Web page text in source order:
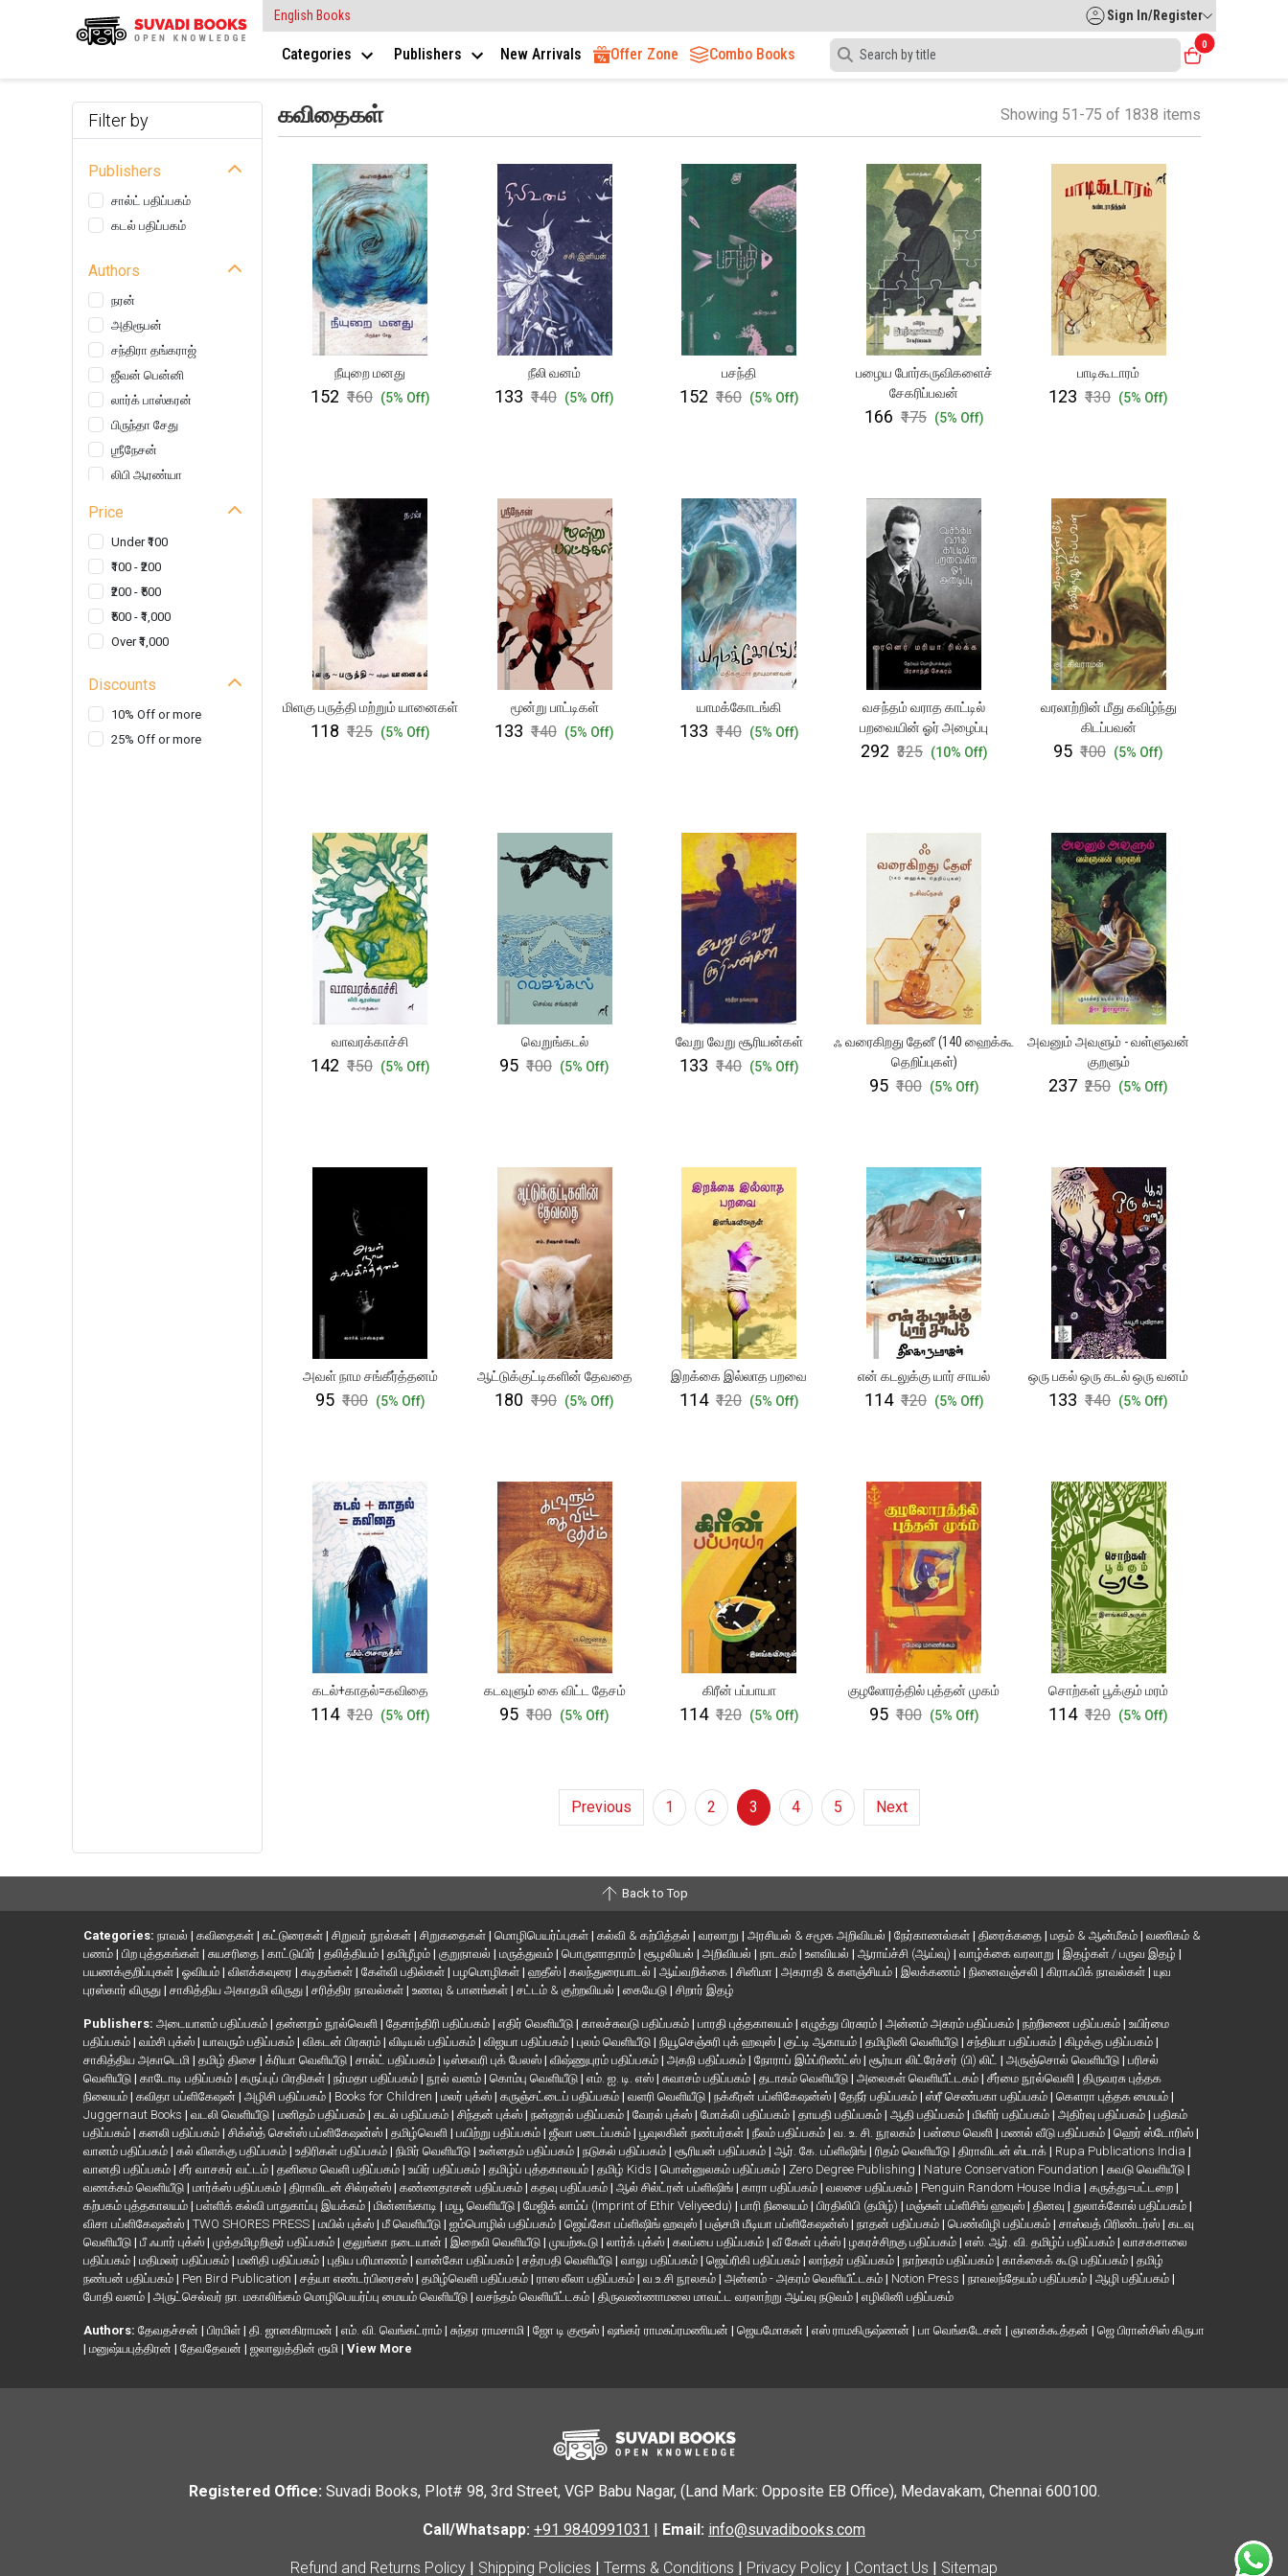
English Books Sign In/Register
Categories Publishers New Arrivals Offer Zone Combo Books
0
Filter by
Publishers
சால்ட் பதிப்பகம்
கடல் பதிப்பகம்
Authors
நரன்
அதிரூபன்
சந்திரா தங்கராஜ்
ஜீவன் பென்னி
லார்க் பாஸ்கரன்
பிருந்தா சேது
ஶ்ரீநேசன்
லிபி ஆரண்யா
கண்டராதித்தன்
ரெயினர் மரியா ரில்கே
இளங்கவி அருள்
ரமேஷ் மாணிக்கம்
எ.ஜெனாத்
Price
Under ₹100
₹100 - ₹200
₹200 - ₹500
₹500 - ₹1,000
Over ₹1,000
Discounts
10% Off or more
25% Off or more
கவிதைகள் Showing 51-75 of 1838 items
நீயுறை மனது
₹152 ₹160 (5% Off)
நீலி வனம்
₹133 ₹140 (5% Off)
பசந்தி
₹152 ₹160 (5% Off)
பழைய போர்கருவிகளைச்
சேகரிப்பவன்
₹166 ₹175 (5% Off)
பாடிகூடாரம்
₹123 ₹130 (5% Off)
மிளகு பருத்தி மற்றும் யானைகள்
₹118 ₹125 (5% Off)
மூன்று பாட்டிகள்
₹133 ₹140 (5% Off)
யாமக்கோடங்கி
₹133 ₹140 (5% Off)
வசந்தம் வராத காட்டில்
பறவையின் ஓர் அழைப்பு
₹292 ₹325 (10% Off)
வரலாற்றின் மீது கவிழ்ந்து
கிடப்பவன்
₹95 ₹100 (5% Off)
வாவரக்காச்சி
₹142 ₹150 (5% Off)
வெறுங்கடல்
₹95 ₹100 (5% Off)
வேறு வேறு சூரியன்கள்
₹133 ₹140 (5% Off)
ஃ வரைகிறது தேனீ (140 ஹைக்கூ
தெறிப்புகள்)
₹95 ₹100 (5% Off)
அவனும் அவளும் - வள்ளுவன்
குறளும்
₹237 ₹250 (5% Off)
அவள் நாம சங்கீர்த்தனம்
₹95 ₹100 (5% Off)
ஆட்டுக்குட்டிகளின் தேவதை
₹180 ₹190 (5% Off)
இறக்கை இல்லாத பறவை
₹114 ₹120 (5% Off)
என் கடலுக்கு யார் சாயல்
₹114 ₹120 (5% Off)
ஒரு பகல் ஒரு கடல் ஒரு வனம்
₹133 ₹140 (5% Off)
கடல்+காதல்=கவிதை
₹114 ₹120 (5% Off)
கடவுளும் கை விட்ட தேசம்
₹95 ₹100 (5% Off)
கிரீன் பப்பாயா
₹114 ₹120 (5% Off)
குழலோரத்தில் புத்தன் முகம்
₹95 ₹100 (5% Off)
சொற்கள் பூக்கும் மரம்
₹114 ₹120 (5% Off)
Previous 1 2 3 4 5 Next
Back to Top
Categories: நாவல் | கவிதைகள் | கட்டுரைகள் | சிறுவர் நூல்கள் | சிறுகதைகள் | மொழிபெயர்ப்புகள் | கல்வி & கற்பித்தல் | வரலாறு | அரசியல் & சமூக அறிவியல் | நேர்காணல்கள் | திரைக்கதை | மதம் & ஆன்மீகம் | வணிகம் &
பணம் | பிற புத்தகங்கள் | சுயசரிதை | காட்டுயிர் | தலித்தியம் | தமிழீழம் | குறுநாவல் | மருத்துவம் | பொருளாதாரம் | சூழலியல் | அறிவியல் | நாடகம் | உளவியல் | ஆராய்ச்சி (ஆய்வு) | வாழ்க்கை வரலாறு | இதழ்கள் / பருவ இதழ் |
பயணக்குறிப்புகள் | ஓவியம் | விளக்கவுரை | கடிதங்கள் | கேள்வி பதில்கள் | பழமொழிகள் | ஹதீஸ் | கலந்துரையாடல் | ஆய்வறிக்கை | சினிமா | அகராதி & களஞ்சியம் | இலக்கணம் | நினைவஞ்சலி | கிராஃபிக் நாவல்கள் | யுவ
புரஸ்கார் விருது | சாகித்திய அகாதமி விருது | சரித்திர நாவல்கள் | உணவு & பானங்கள் | சட்டம் & குற்றவியல் | கையேடு | சிறார் இதழ்
Publishers: அடையாளம் பதிப்பகம் | தன்னறம் நூல்வெளி | தேசாந்திரி பதிப்பகம் | எதிர் வெளியீடு | காலச்சுவடு பதிப்பகம் | பாரதி புத்தகாலயம் | எழுத்து பிரசுரம் | அன்னம் அகரம் பதிப்பகம் | நற்றிணை பதிப்பகம் | உயிர்மை
பதிப்பகம் | வம்சி புக்ஸ் | யாவரும் பதிப்பகம் | விகடன் பிரசுரம் | விடியல் பதிப்பகம் | விஜயா பதிப்பகம் | புலம் வெளியீடு | நியூசெஞ்சுரி புக் ஹவுஸ் | குட்டி ஆகாயம் | தமிழினி வெளியீடு | சந்தியா பதிப்பகம் | கிழக்கு பதிப்பகம் |
சாகித்திய அகாடெமி | தமிழ் திசை | க்ரியா வெளியீடு | சால்ட் பதிப்பகம் | டிஸ்கவரி புக் பேலஸ் | விஷ்ணுபுரம் பதிப்பகம் | அகநி பதிப்பகம் | நோராப் இம்ப்ரிண்ட்ஸ் | சூர்யா லிட்ரேச்சர் (பி) லிட் | அருஞ்சொல் வெளியீடு | பரிசல்
வெளியீடு | காடோடி பதிப்பகம் | கருப்புப் பிரதிகள் | நர்மதா பதிப்பகம் | நூல் வனம் | கொம்பு வெளியீடு | எம். ஐ. டி. எஸ் | சுவாசம் பதிப்பகம் | தடாகம் வெளியீடு | அலைகள் வெளியீட்டகம் | சீர்மை நூல்வெளி | திருவரசு புத்தக
நிலையம் | கவிதா பப்ளிகேஷன் | அழிசி பதிப்பகம் | Books for Children | மலர் புக்ஸ் | கருஞ்சட்டைப் பதிப்பகம் | வளரி வெளியீடு | நக்கீரன் பப்ளிகேஷன்ஸ் | தேநீர் பதிப்பகம் | ஸ்ரீ செண்பகா பதிப்பகம் | கௌரா புத்தக மையம் |
Juggernaut Books | வடலி வெளியீடு | மனிதம் பதிப்பகம் | கடல் பதிப்பகம் | சிந்தன் புக்ஸ் | நன்னூல் பதிப்பகம் | வேரல் புக்ஸ் | மோக்லி பதிப்பகம் | தாயதி பதிப்பகம் | ஆதி பதிப்பகம் | மிளிர் பதிப்பகம் | அதிர்வு பதிப்பகம் | பதிகம்
பதிப்பகம் | கனலி பதிப்பகம் | சிக்ஸ்த் சென்ஸ் பப்ளிகேஷன்ஸ் | தமிழ்வெளி | பயிற்று பதிப்பகம் | ஜீவா படைப்பகம் | பூவுலகின் நண்பர்கள் | நீலம் பதிப்பகம் | வ. உ. சி. நூலகம் | பன்மை வெளி | மணல் வீடு பதிப்பகம் | ஹெர் ஸ்டோரிஸ் |
வானம் பதிப்பகம் | கல் விளக்கு பதிப்பகம் | உதிரிகள் பதிப்பகம் | நிமிர் வெளியீடு | உன்னதம் பதிப்பகம் | நடுகல் பதிப்பகம் | சூரியன் பதிப்பகம் | ஆர். கே. பப்ளிஷிங் | ரிதம் வெளியீடு | திராவிடன் ஸ்டாக் | Rupa Publications India |
வானதி பதிப்பகம் | சீர் வாசகர் வட்டம் | தனிமை வெளி பதிப்பகம் | உயிர் பதிப்பகம் | தமிழ்ப் புத்தகாலயம் | தமிழ் Kids | பொன்னுலகம் பதிப்பகம் | Zero Degree Publishing | Nature Conservation Foundation | சுவடு வெளியீடு |
வணக்கம் வெளியீடு | மார்க்ஸ் பதிப்பகம் | திராவிடன் சில்ரன்ஸ் | கண்ணதாசன் பதிப்பகம் | கதவு பதிப்பகம் | ஆல் சில்ட்ரன் பப்ளிஷிங் | காரா பதிப்பகம் | வலசை பதிப்பகம் | Penguin Random House India | கருத்து=பட்டறை |
கற்பகம் புத்தகாலயம் | பள்ளிக் கல்வி பாதுகாப்பு இயக்கம் | மின்னங்காடி | மயூ வெளியீடு | மேஜிக் லாம்ப் (Imprint of Ethir Veliyeedu) | பாரி நிலையம் | பிரதிலிபி (தமிழ்) | மஞ்சுள் பப்ளிசிங் ஹவுஸ் | தினவு | துலாக்கோல் பதிப்பகம் |
விசா பப்ளிகேஷன்ஸ் | TWO SHORES PRESS | மயில் புக்ஸ் | மீ வெளியீடு | ஐம்பொழில் பதிப்பகம் | ஜெய்கோ பப்ளிஷிங் ஹவுஸ் | பஞ்சமி மீடியா பப்ளிகேஷன்ஸ் | நாதன் பதிப்பகம் | பெண்விழி பதிப்பகம் | சாஸ்வத் பிரிண்டர்ஸ் | கடவு
வெளியீடு | பீ ஃபார் புக்ஸ் | முத்தமிழறிஞர் பதிப்பகம் | குலுங்கா நடையான் | இறைவி வெளியீடு | முயற்கூடு | லார்க் புக்ஸ் | கலப்பை பதிப்பகம் | வீ கேன் புக்ஸ் | ழகரச்சிறகு பதிப்பகம் | எஸ். ஆர். வி. தமிழ்ப் பதிப்பகம் | வாசகசாலை
பதிப்பகம் | மதிமலர் பதிப்பகம் | மனிதி பதிப்பகம் | புதிய பரிமாணம் | வான்கோ பதிப்பகம் | சத்ரபதி வெளியீடு | வாலு பதிப்பகம் | ஜெய்ரிகி பதிப்பகம் | லாந்தர் பதிப்பகம் | நாற்கரம் பதிப்பகம் | காக்கைக் கூடு பதிப்பகம் | தமிழ்
நண்பன் பதிப்பகம் | Pen Bird Publication | சத்யா எண்டர்பிரைசஸ் | தமிழ்வெளி பதிப்பகம் | ராஸ லீலா பதிப்பகம் | வ.உ.சி நூலகம் | அன்னம் - அகரம் வெளியீட்டகம் | Notion Press | நாவலந்தேயம் பதிப்பகம் | ஆழி பதிப்பகம் |
போதி வனம் | அருட்செல்வர் நா. மகாலிங்கம் மொழிபெயர்ப்பு மையம் வெளியீடு | வசந்தம் வெளியீட்டகம் | திருவண்ணாமலை மாவட்ட வரலாற்று ஆய்வு நடுவம் | எழிலினி பதிப்பகம்
Authors: தேவதச்சன் | பிரமிள் | தி. ஜானகிராமன் | எம். வி. வெங்கட்ராம் | சுந்தர ராமசாமி | ஜோ டி குரூஸ் | ஷங்கர் ராமசுப்ரமணியன் | ஜெயமோகன் | எஸ் ராமகிருஷ்ணன் | பா வெங்கடேசன் | ஞானக்கூத்தன் | ஜெ பிரான்சிஸ் கிருபா
| மனுஷ்யபுத்திரன் | தேவதேவன் | ஜலாலுத்தின் ரூமி | View More
Registered Office: Suvadi Books, Plot# 98, 3rd Street, VGP Babu Nagar, (Land Mark: Opposite EB Office), Medavakam, Chennai 600100.
Call/Whatsapp: +91 9840991031 Email: info@suvadibooks.com
Refund and Returns Policy Shipping Policies Terms & Conditions Privacy Policy Contact Us Sitemap